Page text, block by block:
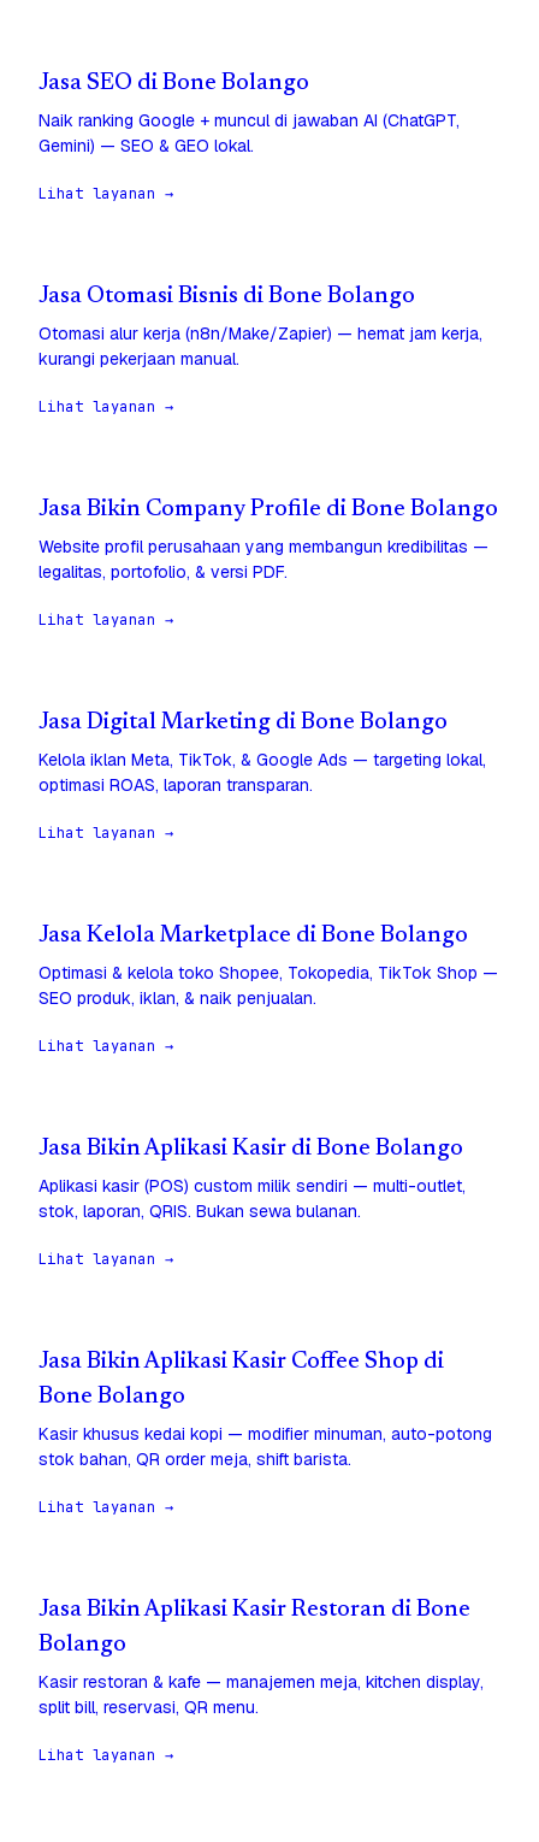
Jasa SEO di Bone Bolango
Naik ranking Google + muncul di jawaban AI (ChatGPT,
Gemini) — SEO & GEO lokal.
Lihat layanan →
Jasa Otomasi Bisnis di Bone Bolango
Otomasi alur kerja (n8n/Make/Zapier) — hemat jam kerja,
kurangi pekerjaan manual.
Lihat layanan →
Jasa Bikin Company Profile di Bone Bolango
Website profil perusahaan yang membangun kredibilitas —
legalitas, portofolio, & versi PDF.
Lihat layanan →
Jasa Digital Marketing di Bone Bolango
Kelola iklan Meta, TikTok, & Google Ads — targeting lokal,
optimasi ROAS, laporan transparan.
Lihat layanan →
Jasa Kelola Marketplace di Bone Bolango
Optimasi & kelola toko Shopee, Tokopedia, TikTok Shop —
SEO produk, iklan, & naik penjualan.
Lihat layanan →
Jasa Bikin Aplikasi Kasir di Bone Bolango
Aplikasi kasir (POS) custom milik sendiri — multi-outlet,
stok, laporan, QRIS. Bukan sewa bulanan.
Lihat layanan →
Jasa Bikin Aplikasi Kasir Coffee Shop di
Bone Bolango
Kasir khusus kedai kopi — modifier minuman, auto-potong
stok bahan, QR order meja, shift barista.
Lihat layanan →
Jasa Bikin Aplikasi Kasir Restoran di Bone
Bolango
Kasir restoran & kafe — manajemen meja, kitchen display,
split bill, reservasi, QR menu.
Lihat layanan →